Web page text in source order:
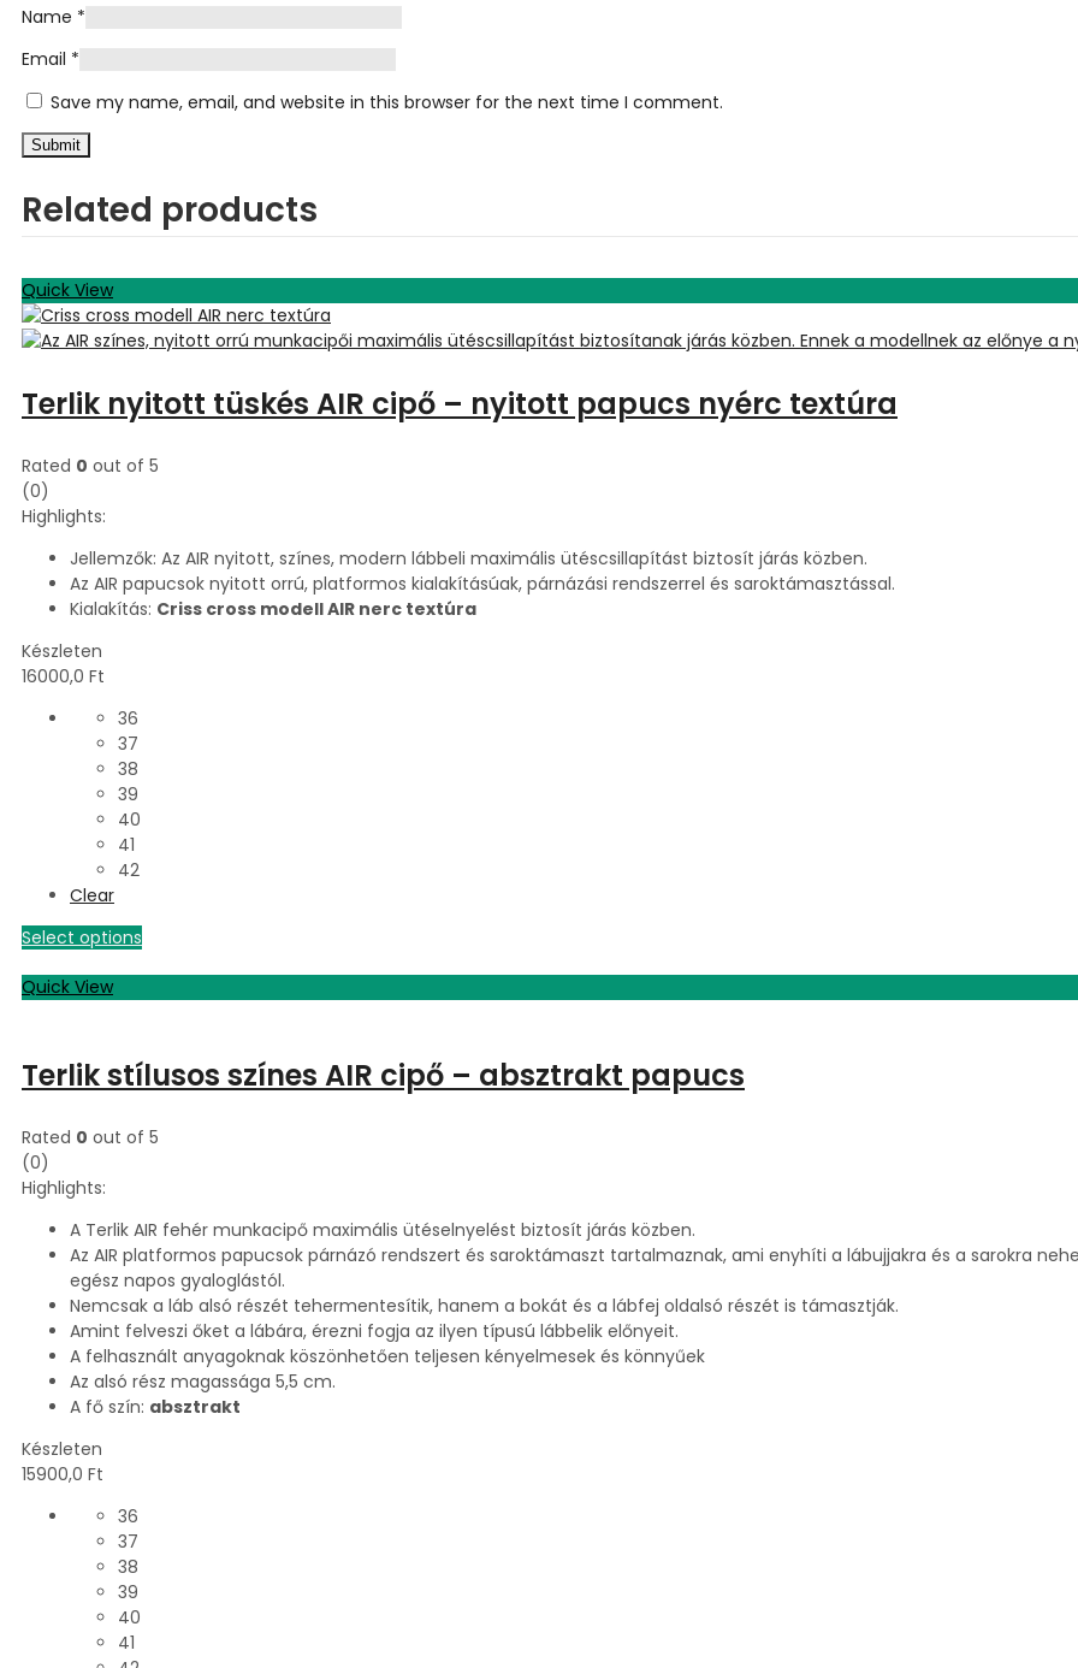
Name *
Email *
Save my name, email, and website in this browser for the next time I comment.
Related products
Quick View
Terlik nyitott tüskés AIR cipő – nyitott papucs nyérc textúra
Rated 0 out of 5
(0)
Highlights:
Jellemzők: Az AIR nyitott, színes, modern lábbeli maximális ütéscsillapítást biztosít járás közben.
Az AIR papucsok nyitott orrú, platformos kialakításúak, párnázási rendszerrel és saroktámasztással.
Kialakítás: Criss cross modell AIR nerc textúra
Készleten
16000,0 Ft
36
37
38
39
40
41
42
Clear
Select options
Quick View
Terlik stílusos színes AIR cipő – absztrakt papucs
Rated 0 out of 5
(0)
Highlights:
A Terlik AIR fehér munkacipő maximális ütéselnyelést biztosít járás közben.
Az AIR platformos papucsok párnázó rendszert és saroktámaszt tartalmaznak, ami enyhíti a lábujjakra és a sarokra
egész napos gyaloglástól.
Nemcsak a láb alsó részét tehermentesítik, hanem a bokát és a lábfej oldalsó részét is támasztják.
Amint felveszi őket a lábára, érezni fogja az ilyen típusú lábbelik előnyeit.
A felhasznált anyagoknak köszönhetően teljesen kényelmesek és könnyűek
Az alsó rész magassága 5,5 cm.
A fő szín: absztrakt
Készleten
15900,0 Ft
36
37
38
39
40
41